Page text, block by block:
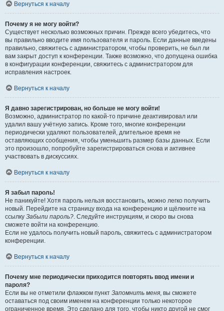
Вернуться к началу
Почему я не могу войти?
Существует несколько возможных причин. Прежде всего убедитесь, что
вы правильно вводите имя пользователя и пароль. Если данные введены
правильно, свяжитесь с администратором, чтобы проверить, не был ли
вам закрыт доступ к конференции. Также возможно, что допущена ошибка
в конфигурации конференции, свяжитесь с администратором для
исправления настроек.
Вернуться к началу
Я давно зарегистрирован, но больше не могу войти!
Возможно, администратор по какой-то причине деактивировал или
удалил вашу учётную запись. Кроме того, многие конференции
периодически удаляют пользователей, длительное время не
оставляющих сообщения, чтобы уменьшить размер базы данных. Если
это произошло, попробуйте зарегистрироваться снова и активнее
участвовать в дискуссиях.
Вернуться к началу
Я забыл пароль!
Не паникуйте! Хотя пароль нельзя восстановить, можно легко получить
новый. Перейдите на страницу входа на конференцию и щёлкните на
ссылку Забыли пароль?. Следуйте инструкциям, и скоро вы снова
сможете войти на конференцию.
Если не удалось получить новый пароль, свяжитесь с администратором
конференции.
Вернуться к началу
Почему мне периодически приходится повторять ввод имени и
пароля?
Если вы не отметили флажком пункт Запомнить меня, вы сможете
оставаться под своим именем на конференции только некоторое
ограниченное время. Это сделано для того, чтобы никто другой не смог